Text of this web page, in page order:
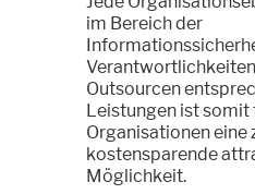
im Bereich der
Outsourcen
Leistungen ist somit
Organisationen eine
kostensparende
Möglichkeit.